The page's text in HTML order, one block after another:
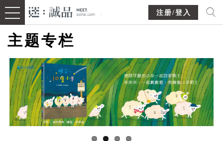
注册/登入
主题专栏